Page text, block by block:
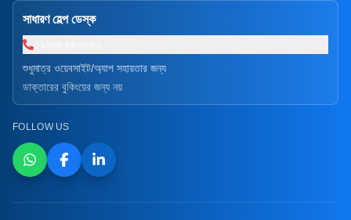
সাধারণ হেল্প ডেস্ক
শুধুমাত্র ওয়েবসাইট/অ্যাপ সহায়তার জন্য
ডাক্তারের বুকিংয়ের জন্য নয়
FOLLOW US